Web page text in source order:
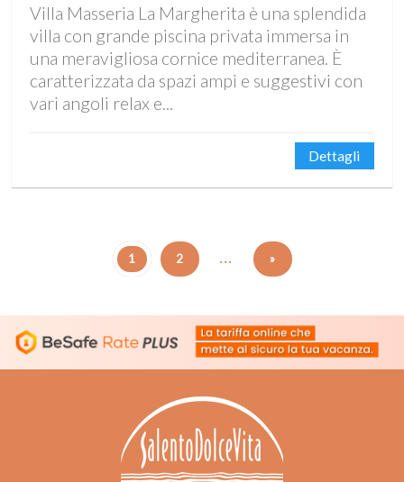
Villa Masseria La Margherita è una splendida
villa con grande piscina privata immersa in
una meravigliosa cornice mediterranea. È
caratterizzata da spazi ampi e suggestivi con
vari angoli relax e...
Dettagli
1 2 ... »